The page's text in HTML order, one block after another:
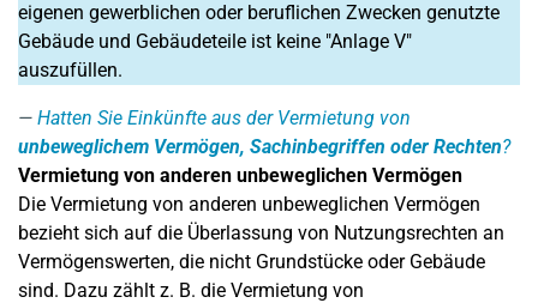
eigenen gewerblichen oder beruflichen Zwecken genutzte
Gebäude und Gebäudeteile ist keine "Anlage V"
auszufüllen.
Hatten Sie Einkünfte aus der Vermietung von
unbeweglichem Vermögen, Sachinbegriffen oder Rechten?
Vermietung von anderen unbeweglichen Vermögen
Die Vermietung von anderen unbeweglichen Vermögen
bezieht sich auf die Überlassung von Nutzungsrechten an
Vermögenswerten, die nicht Grundstücke oder Gebäude
sind. Dazu zählt z. B. die Vermietung von